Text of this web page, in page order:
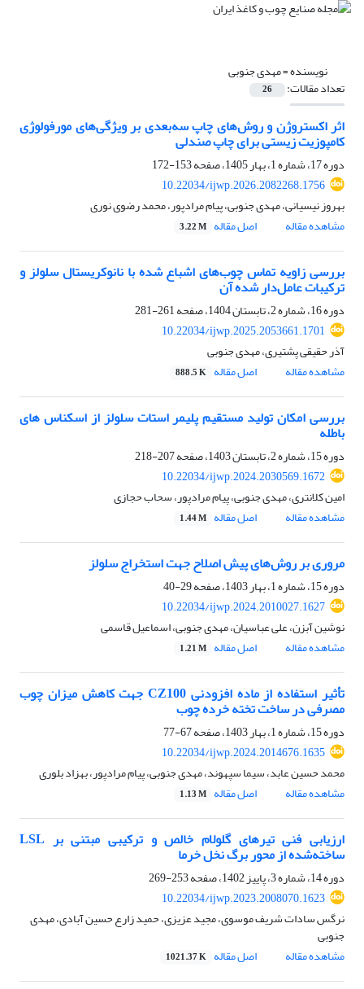
نویسنده =مهدی جنوبی
تعداد مقالات: 26
اثر اکستروژن و روش‌های چاپ سه‌بعدی بر ویژگی‌های مورفولوژی
کامپوزیت زیستی برای چاپ صندلی
دوره 17، شماره 1، بهار 1405، صفحه
153-172
10.22034/ijwp.2026.2082268.1756
بهروز نیسیانی، مهدی جنوبی، پیام مرادپور، محمد رضوی نوری
مشاهده مقاله
اصل مقاله 3.22 M
بررسی زاویه تماس چوب‌های اشباع شده با نانوکریستال سلولز و
ترکیبات عامل‌دار شده آن
دوره 16، شماره 2، تابستان 1404، صفحه
261-281
10.22034/ijwp.2025.2053661.1701
آذر حقیقی پشتیری، مهدی جنوبی
مشاهده مقاله
اصل مقاله 888.5 K
بررسی امکان تولید مستقیم پلیمر استات سلولز از اسکناس های
باطله
دوره 15، شماره 2، تابستان 1403، صفحه
207-218
10.22034/ijwp.2024.2030569.1672
امین کلانتری، مهدی جنوبی، پیام مرادپور، سحاب حجازی
مشاهده مقاله
اصل مقاله 1.44 M
مروری بر روش‌های پیش اصلاح جهت استخراج سلولز
دوره 15، شماره 1، بهار 1403، صفحه
29-40
10.22034/ijwp.2024.2010027.1627
نوشین آبزن، علی عباسیان، مهدی جنوبی، اسماعیل قاسمی
مشاهده مقاله
اصل مقاله 1.21 M
تأثیر استفاده از ماده افزودنی CZ100 جهت کاهش میزان چوب
مصرفی در ساخت تخته خرده چوب
دوره 15، شماره 1، بهار 1403، صفحه
67-77
10.22034/ijwp.2024.2014676.1635
محمد حسین عابد، سیما سپهوند، مهدی جنوبی، پیام مرادپور، بهزاد بلوری
مشاهده مقاله
اصل مقاله 1.13 M
ارزیابی فنی تیرهای گلولام خالص و ترکیبی مبتنی بر LSL
ساخته‌شده از محور برگ نخل خرما
دوره 14، شماره 3، پاییز 1402، صفحه
253-269
10.22034/ijwp.2023.2008070.1623
نرگس سادات شریف موسوی، مجید عزیزی، حمید زارع حسین آبادی، مهدی
جنوبی
مشاهده مقاله
اصل مقاله 1021.37 K